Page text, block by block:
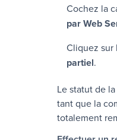
Cochez la
par Web
Cliquez sur
partiel.
Le statut de
tant que la
totalement